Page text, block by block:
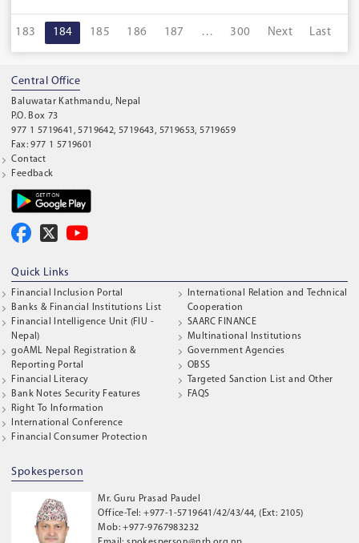
183 184 185 186 187 … 300 Next Last
Central Office
Baluwatar Kathmandu, Nepal
P.O. Box 73
977 1 5719641, 5719642, 5719643, 5719653, 5719659
Fax: 977 1 5719601
Contact
Feedback
Quick Links
Financial Inclusion Portal
Banks & Financial Institutions List
Financial Intelligence Unit (FIU -
Nepal)
goAML Nepal Registration &
Reporting Portal
Financial Literacy
Bank Notes Security Features
Right To Information
International Conference
Financial Consumer Protection
International Relation and Technical
Cooperation
SAARC FINANCE
Multinational Institutions
Government Agencies
OBSS
Targeted Sanction List and Other
FAQS
Spokesperson
Mr. Guru Prasad Paudel
Office-Tel: +977-1-5719641/42/43/44, (Ext: 2105)
Mob: +977-9767983232